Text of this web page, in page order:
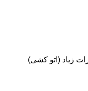
زیاد (اتو کشی)